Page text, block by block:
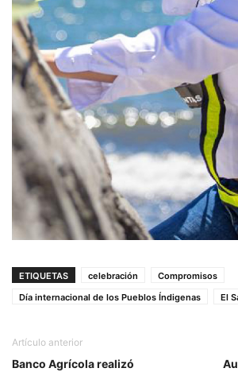
ETIQUETAS celebración
Compromisos
Día internacional de los Pueblos Índigenas
El
Artículo anterior
Banco Agrícola realizó